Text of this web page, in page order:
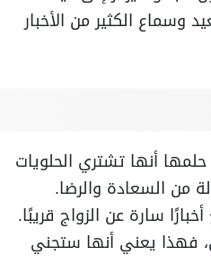
وسماع الكثير من الأخبار
أنها تشتري الحلويات
السعادة والرضا.
سارة عن الزواج قريبًا.
فهذا يعني أنها ستجني